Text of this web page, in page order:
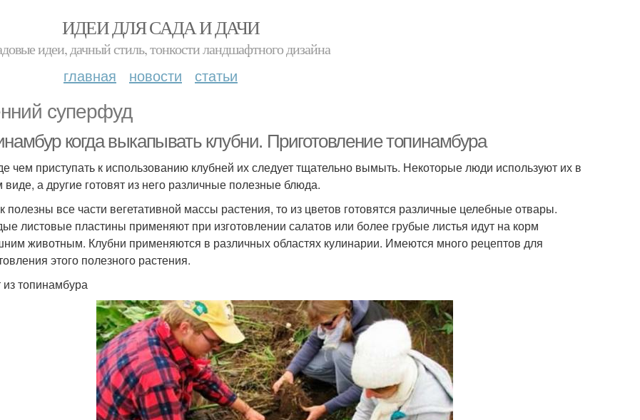
ИДЕИ ДЛЯ САДА И ДАЧИ
идеи, дачный стиль, тонкости ландшафтного дизайна
главная новости статьи
суперфуд
когда выкапывать клубни. Приготовление топинамбура
чем приступать к использованию клубней их следует тщательно вымыть. Некоторые люди используют их в
а другие готовят из него различные полезные блюда.
полезны все части вегетативной массы растения, то из цветов готовятся различные целебные отвары.
листовые пластины применяют при изготовлении салатов или более грубые листья идут на корм
животным. Клубни применяются в различных областях кулинарии. Имеются много рецептов для
этого полезного растения.
топинамбура